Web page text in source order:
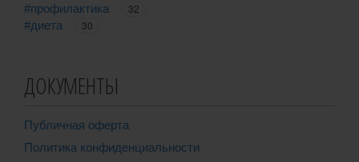
#профилактика
32
#диета
30
ДОКУМЕНТЫ
Публичная оферта
Политика конфиденциальности